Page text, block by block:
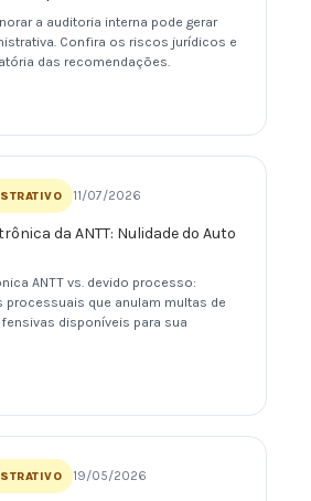
a auditoria interna pode gerar
Confira os riscos jurídicos e
das recomendações.
11/07/2026
da ANTT: Nulidade do Auto
ANTT vs. devido processo:
processuais que anulam multas de
disponíveis para sua
19/05/2026